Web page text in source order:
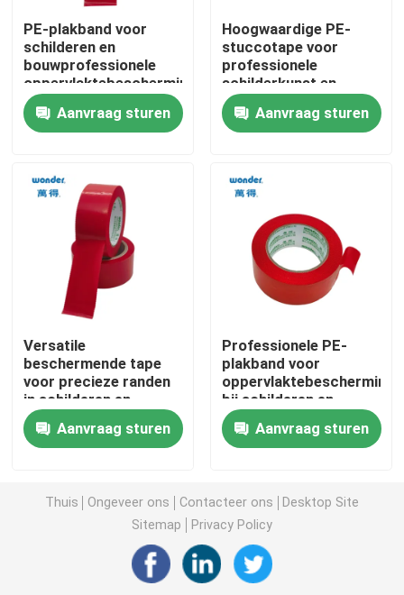
Kwaliteitscontrole
Neem contact met ons op
Nieuws
Gevallen
BOPP-verpakkingsband
BOPP-Kantoorbehoeftenband
Bopp Tape Jumbo Roll
Aluminiumfolieband
Acryllijm op waterbasis
Zelfklevend schuimband
PE-plakband voor
schilderen en
bouwprofessionele
oppervlaktebescherming
Aanvraag sturen
Hoogwaardige PE-
stuccotape voor
professionele
schilderkunst en
constructie
Aanvraag sturen
Versatile
beschermende tape
voor precieze randen
in schilderen en
bouwen met PE-
stuccotape
Aanvraag sturen
Professionele PE-
plakband voor
oppervlaktebescherming
bij schilderen en
bouwen
Aanvraag sturen
Thuis Ongeveer ons Contacteer ons
Desktop Site
Sitemap
Privacy Policy